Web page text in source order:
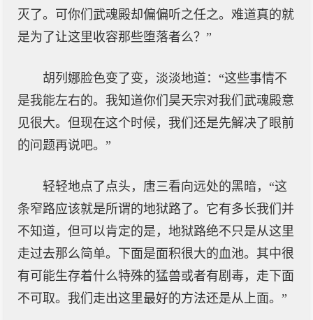
灭了。可你们武魂殿却偏偏听之任之。难道真的就
是为了让这里收容那些堕落者么？”
胡列娜脸色变了变，淡淡地道：“这些事情不
是我能左右的。我知道你们昊天宗对我们武魂殿意
见很大。但现在这个时候，我们还是先解决了眼前
的问题再说吧。”
轻轻地点了点头，唐三看向远处的黑暗，“这
条窄路应该就是所谓的地狱路了。它有多长我们并
不知道，但可以肯定的是，地狱路绝不只是从这里
走过去那么简单。下面是面积很大的血池。其中很
有可能生存着什么特殊的猛兽或者有剧毒，走下面
不可取。我们走出这里最好的方法还是从上面。”